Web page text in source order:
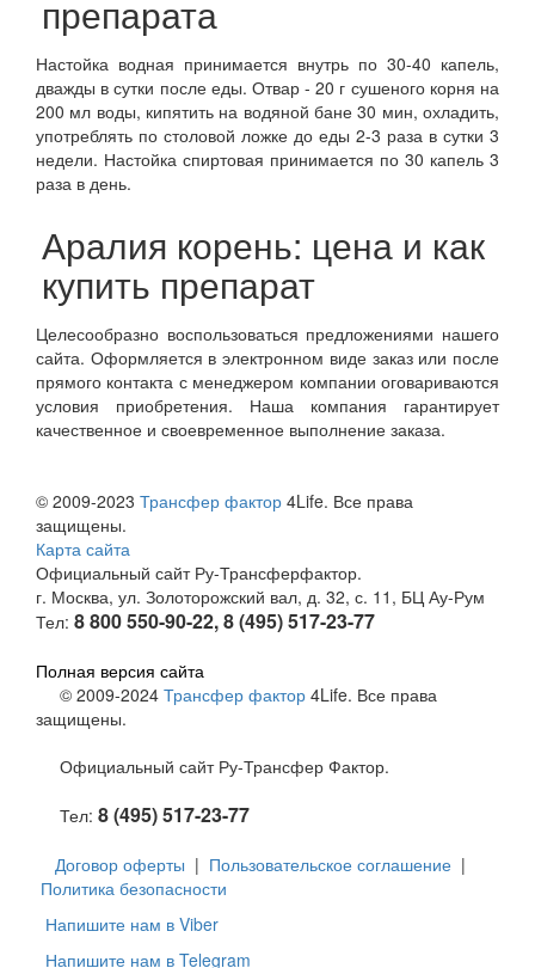
препарата
Настойка водная принимается внутрь по 30-40 капель,
дважды в сутки после еды. Отвар - 20 г сушеного корня на
200 мл воды, кипятить на водяной бане 30 мин, охладить,
употреблять по столовой ложке до еды 2-3 раза в сутки 3
недели. Настойка спиртовая принимается по 30 капель 3
раза в день.
Аралия корень: цена и как
купить препарат
Целесообразно воспользоваться предложениями нашего
сайта. Оформляется в электронном виде заказ или после
прямого контакта с менеджером компании оговариваются
условия приобретения. Наша компания гарантирует
качественное и своевременное выполнение заказа.
© 2009-2023 Трансфер фактор 4Life. Все права
защищены.
Карта сайта
Официальный сайт Ру-Трансферфактор.
г. Москва, ул. Золоторожский вал, д. 32, с. 11, БЦ Ау-Рум
Тел: 8 800 550-90-22, 8 (495) 517-23-77
Полная версия сайта
© 2009-2024 Трансфер фактор 4Life. Все права
защищены.
Официальный сайт Ру-Трансфер Фактор.
Тел: 8 (495) 517-23-77
Договор оферты | Пользовательское соглашение |
Политика безопасности
Напишите нам в Viber
Напишите нам в Telegram